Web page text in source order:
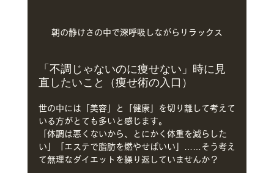
朝の静けさの中で深呼吸しながらリラックス
「不調じゃないのに痩せない」時に見
直したいこと（痩せ術の入口）
世の中には「美容」と「健康」を切り離して考えて
いる方がとても多いと感じます。
「体調は悪くないから、とにかく体重を減らした
い」「エステで脂肪を燃やせばいい」……そう考え
て無理なダイエットを繰り返していませんか？